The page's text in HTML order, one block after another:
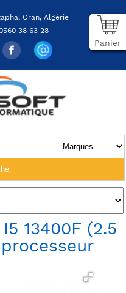
Oran, Algérie
38 63 28
Panier
13400F (2.5